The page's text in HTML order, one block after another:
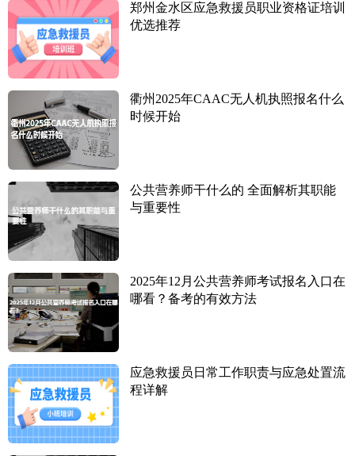
郑州金水区应急救援员职业资格证培训
优选推荐
衢州2025年CAAC无人机执照报名什么
时候开始
公共营养师干什么的 全面解析其职能
与重要性
2025年12月公共营养师考试报名入口在
哪看？备考的有效方法
应急救援员日常工作职责与应急处置流
程详解